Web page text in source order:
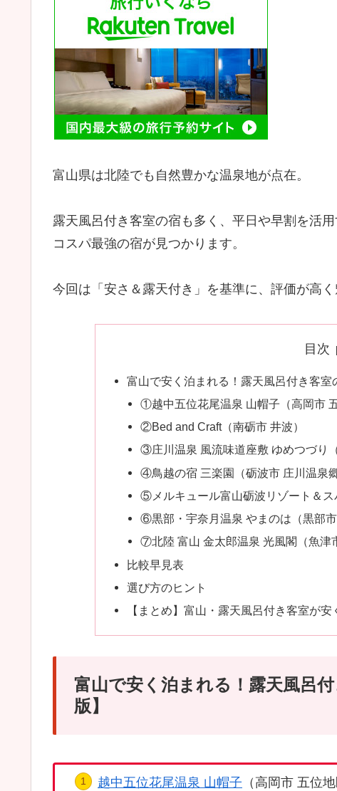
富山県は北陸でも自然豊かな温泉地が点在。
露天風呂付き客室の宿も多く、平日や早割を活用
コスパ最強の宿が見つかります。
今回は「安さ＆露天付き」を基準に、評価が高
目次
富山で安く泊まれる！露天風呂付き客室
①越中五位花尾温泉 山帽子（高岡市
②Bed and Craft（南砺市 井波）
③庄川温泉 風流味道座敷 ゆめつづり
④鳥越の宿 三楽園（砺波市 庄川温泉郷
⑤メルキュール富山砺波リゾート＆ス
⑥黒部・宇奈月温泉 やまのは（黒部市
⑦北陸 富山 金太郎温泉 光風閣（魚津
比較早見表
選び方のヒント
【まとめ】富山・露天風呂付き客室が
富山で安く泊まれる！露天風呂
版】
越中五位花尾温泉 山帽子 （高岡市 五位地